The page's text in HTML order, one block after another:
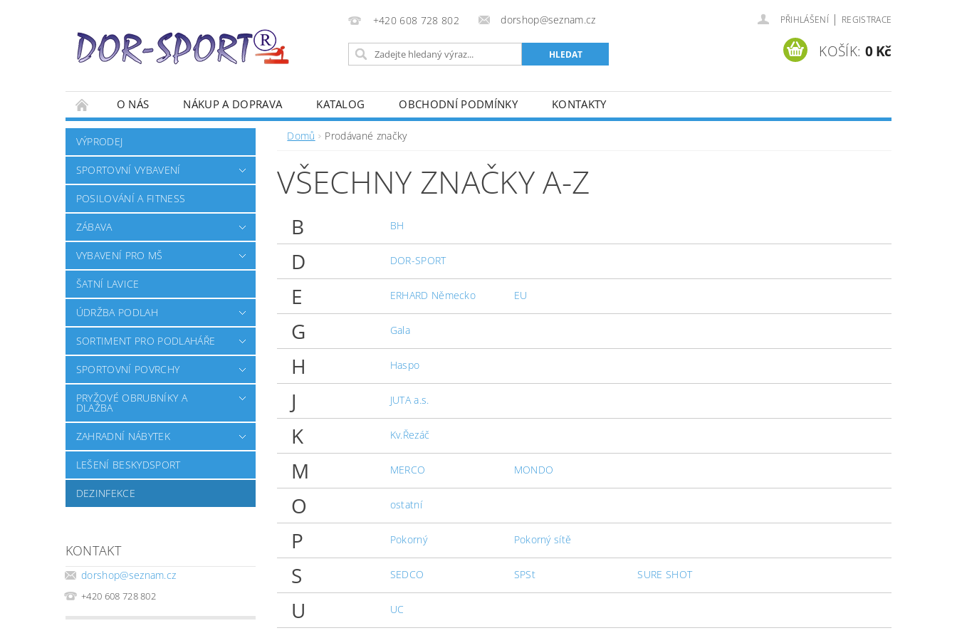
+420 608 728 802 dorshop@seznam.cz PŘIHLÁŠENÍ | REGISTRACE
KOŠÍK: 0 Kč
O NÁS NÁKUP A DOPRAVA KATALOG OBCHODNÍ PODMÍNKY KONTAKTY
VÝPRODEJ
SPORTOVNÍ VYBAVENÍ
POSILOVÁNÍ A FITNESS
ZÁBAVA
VYBAVENÍ PRO MŠ
ŠATNÍ LAVICE
ÚDRŽBA PODLAH
SORTIMENT PRO PODLAHÁŘE
SPORTOVNÍ POVRCHY
PRYŽOVÉ OBRUBNÍKY A
DLAŽBA
ZAHRADNÍ NÁBYTEK
LEŠENÍ BESKYDSPORT
DEZINFEKCE
KONTAKT
dorshop@seznam.cz
+420 608 728 802
Domů Prodávané značky
VŠECHNY ZNAČKY A-Z
B BH
D DOR-SPORT
E ERHARD Německo EU
G Gala
H Haspo
J JUTA a.s.
K Kv.Řezáč
M MERCO MONDO
O ostatní
P Pokorný Pokorný sítě
S SEDCO SPSt SURE SHOT
U UC